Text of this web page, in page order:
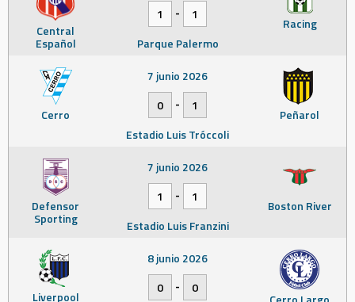
Central
Español
Racing
1
-
1
Parque Palermo
Cerro Peñarol
7 junio 2026
0
-
1
Estadio Luis Tróccoli
Defensor
Sporting
Boston River
7 junio 2026
1
-
1
Estadio Luis Franzini
Liverpool
8 junio 2026
0
-
0